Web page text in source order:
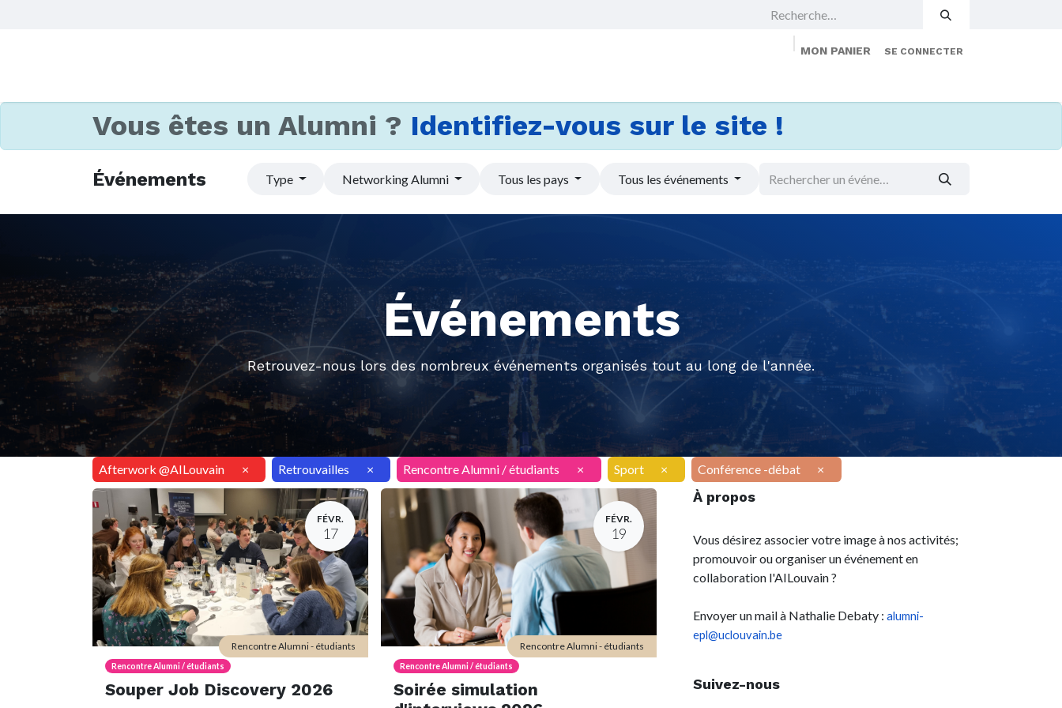
MON PANIER SE CONNECTER
Vous êtes un Alumni ? Identifiez-vous sur le site !
Événements Type Networking Alumni Tous les pays Tous les événements
Événements
Retrouvez-nous lors des nombreux événements organisés tout au long de l'année.
Afterwork @AILouvain × Retrouvailles × Rencontre Alumni / étudiants × Sport × Conférence -débat ×
FÉVR.
17
Rencontre Alumni / étudiants
Souper Job Discovery 2026
Rencontre Alumni - étudiants
FÉVR.
19
Rencontre Alumni / étudiants
Soirée simulation
Rencontre Alumni - étudiants
À propos
Vous désirez associer votre image à nos activités;
promouvoir ou organiser un événement en
collaboration l'AILouvain ?
Envoyer un mail à Nathalie Debaty : alumni-
epl@uclouvain.be
Suivez-nous